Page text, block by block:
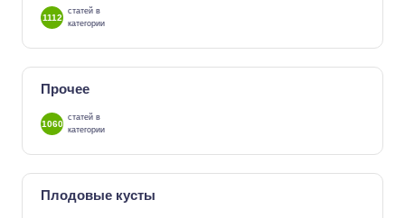
1112
статей в
категории
Прочее
1060
статей в
категории
Плодовые кусты